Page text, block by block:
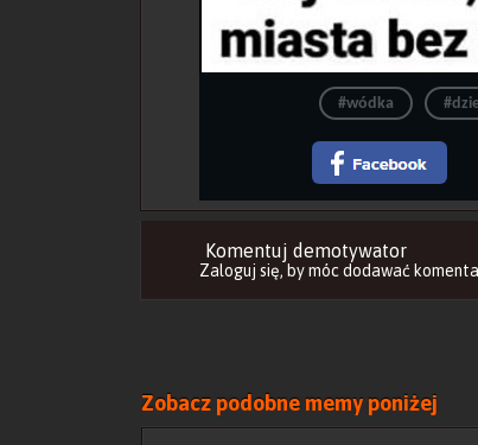
#wódka
Komentuj demotywator
Zaloguj się, by móc dodawać
Zobacz podobne memy poniżej